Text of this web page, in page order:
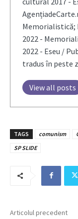
Memorialistică;
2022 -
2022 - Eseu /
tradus în peste
View all posts
TAGS comunism
SP SLIDE
Articolul precedent